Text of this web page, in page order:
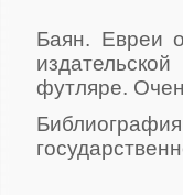
Баян. Евреи
футляре.